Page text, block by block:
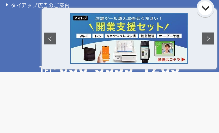
タイアップ広告のご案内
お急ぎの方はお電話をどうぞ!
受付時間:平日10:00～17:00(土日祝休)
TEL: 050-3533-1265